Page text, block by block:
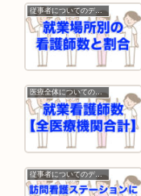
従事者についてのデータ
医療全体についてのデータ
従事者についてのデータ